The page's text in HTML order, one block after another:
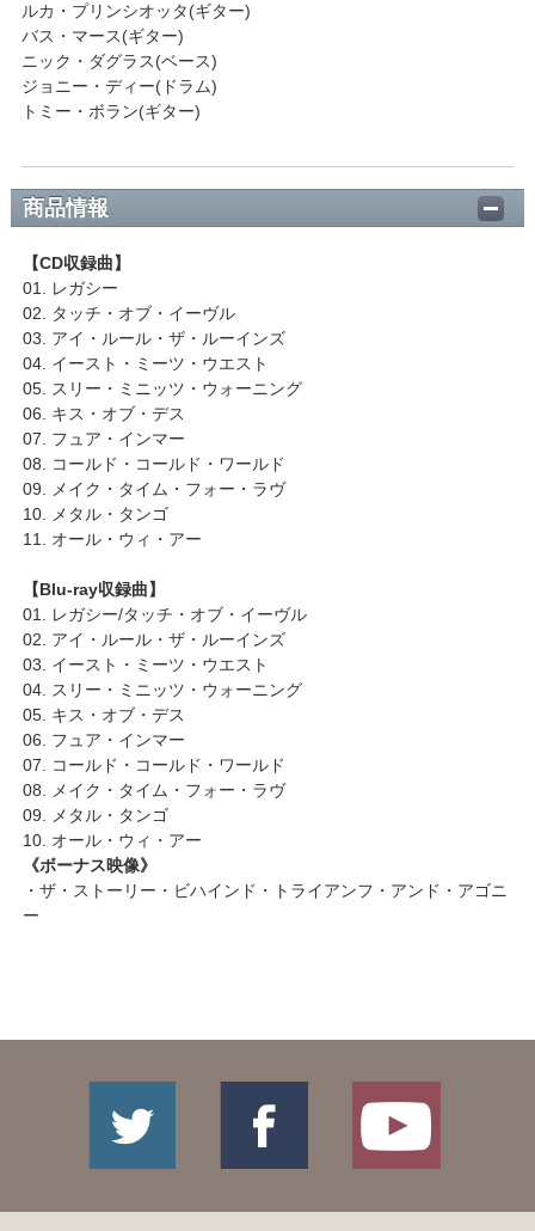
ルカ・プリンシオッタ(ギター)
バス・マース(ギター)
ニック・ダグラス(ベース)
ジョニー・ディー(ドラム)
トミー・ボラン(ギター)
商品情報
【CD収録曲】
01. レガシー
02. タッチ・オブ・イーヴル
03. アイ・ルール・ザ・ルーインズ
04. イースト・ミーツ・ウエスト
05. スリー・ミニッツ・ウォーニング
06. キス・オブ・デス
07. フュア・インマー
08. コールド・コールド・ワールド
09. メイク・タイム・フォー・ラヴ
10. メタル・タンゴ
11. オール・ウィ・アー
【Blu-ray収録曲】
01. レガシー/タッチ・オブ・イーヴル
02. アイ・ルール・ザ・ルーインズ
03. イースト・ミーツ・ウエスト
04. スリー・ミニッツ・ウォーニング
05. キス・オブ・デス
06. フュア・インマー
07. コールド・コールド・ワールド
08. メイク・タイム・フォー・ラヴ
09. メタル・タンゴ
10. オール・ウィ・アー
《ボーナス映像》
・ザ・ストーリー・ビハインド・トライアンフ・アンド・アゴニ
ー